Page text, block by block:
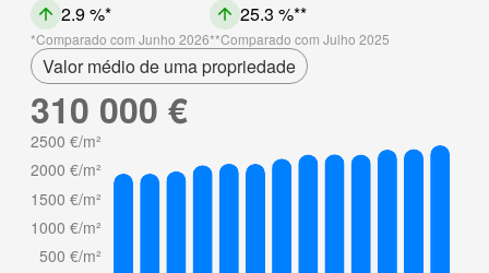
2.9 %
Comparado com Junho 2026
25.3 %
Comparado com Julho 2025
Valor médio de uma propriedade
310 000 €